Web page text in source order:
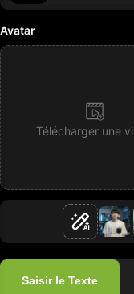
Avatar
Télécharger une
Saisir le Texte